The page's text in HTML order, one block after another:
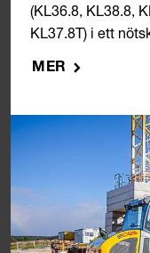
(KL36.8, KL38.8,
KL37.8T) i ett
MER